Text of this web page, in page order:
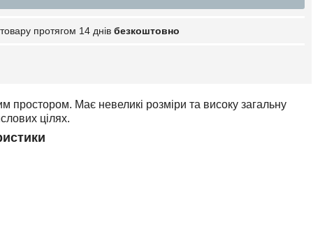
протягом 14 днів безкоштовно
Має невеликі розміри та високу загальну
цілях.